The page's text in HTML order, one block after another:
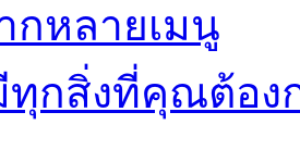
กหลายเมนู
ทุกสิ่งที่คุณต้อง